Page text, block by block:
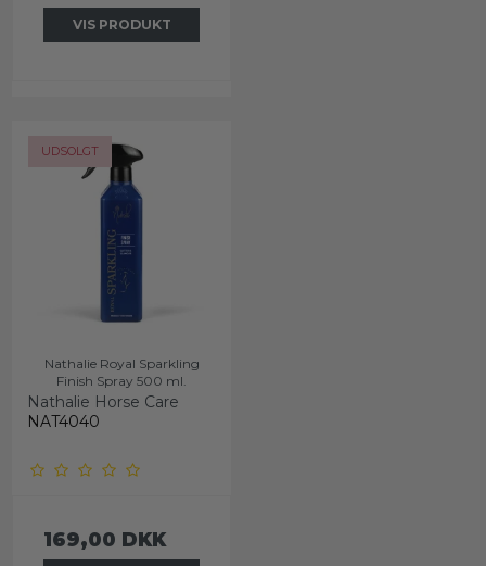
VIS PRODUKT
UDSOLGT
Nathalie Royal Sparkling
Finish Spray 500 ml.
Nathalie Horse Care
NAT4040
169,00 DKK